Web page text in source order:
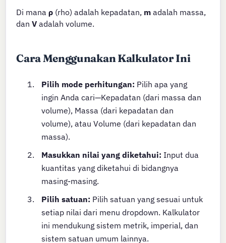
Di manaρ (rho) adalah kepadatan, m adalah massa,
danV adalah volume.
Cara Menggunakan Kalkulator Ini
Pilih mode perhitungan: Pilih apa yang
ingin Anda cari—Kepadatan (dari massa dan
volume), Massa (dari kepadatan dan
volume), atau Volume (dari kepadatan dan
massa).
Masukkan nilai yang diketahui: Input dua
kuantitas yang diketahui di bidangnya
masing-masing.
Pilih satuan: Pilih satuan yang sesuai untuk
setiap nilai dari menu dropdown. Kalkulator
ini mendukung sistem metrik, imperial, dan
sistem satuan umum lainnya.